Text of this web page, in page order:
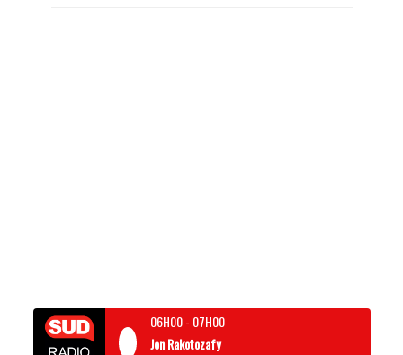
06H00- 07H00
Jon Rakotozafy